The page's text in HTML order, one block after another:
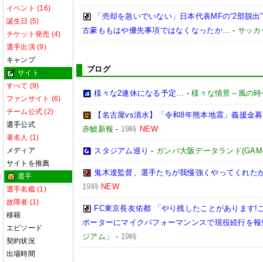
イベント (16)
誕生日 (5)
チケット発売 (4)
選手出演 (9)
キャンプ
サイト
すべて (9)
ファンサイト (6)
チーム公式 (2)
選手公式
著名人 (1)
メディア
サイトを推薦
選手
選手名鑑 (1)
故障者 (1)
移籍
エピソード
契約状況
出場時間
「売却を急いでいない」日本代表MFの“2部脱
古豪ももはや優先事項ではなくなったか… - サッカ
ブログ
様々な2連休になる予定… -様々な情景～風の
【名古屋vs清水】「令和8年熊本地震」義援金
赤鯱新報 - 19時 NEW
スタジアム巡り - ガンバ大阪データランド
鬼木達監督、選手たちが我慢強くやってくれた
19時 NEW
FC東京長友佑都 「やり残したことがあります!
ポーターにマイクパフォーマンンスで現役続行を報
ジアム」
- 19時